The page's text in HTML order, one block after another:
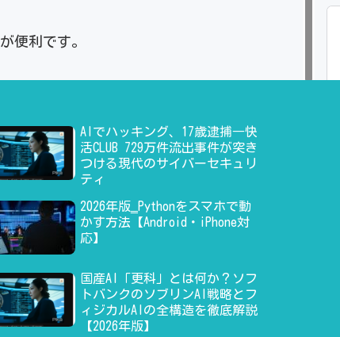
が便利です。
AIでハッキング、17歳逮捕―快
活CLUB 729万件流出事件が突き
つける現代のサイバーセキュリ
ティ
2026年版‗Pythonをスマホで動
かす方法【Android・iPhone対
応】
国産AI「更科」とは何か？ソフ
トバンクのソブリンAI戦略とフ
ィジカルAIの全構造を徹底解説
【2026年版】